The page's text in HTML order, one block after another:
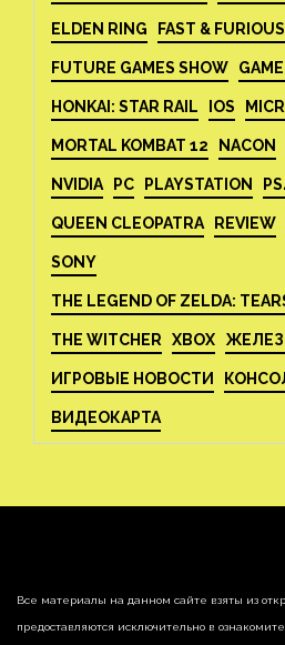
ELDEN RING FAST &
FUTURE GAMES SHOW
HONKAI: STAR RAIL IOS
MORTAL KOMBAT 12 NACON
NVIDIA PC PLAYSTATION
QUEEN CLEOPATRA REVIEW
SONY
THE LEGEND OF ZELDA:
THE WITCHER XBOX
ИГРОВЫЕ НОВОСТИ
ВИДЕОКАРТА
Все материалы на данном сайте взяты из
предоставляются исключительно в